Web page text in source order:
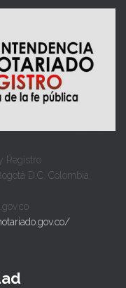
Registro
D.C. Colombia.